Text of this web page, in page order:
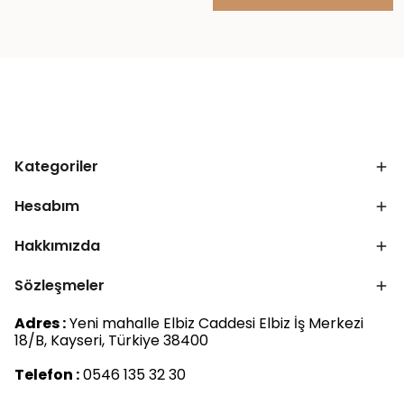
Kategoriler
Hesabım
Hakkımızda
Sözleşmeler
Adres :Yeni mahalle Elbiz Caddesi Elbiz İş Merkezi
18/B, Kayseri, Türkiye 38400
Telefon :0546 135 32 30